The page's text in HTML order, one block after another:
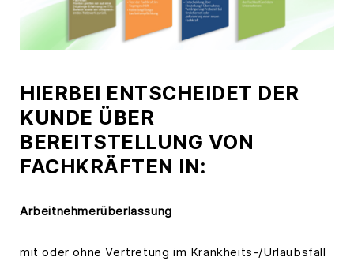
HIERBEI ENTSCHEIDET DER
KUNDE ÜBER
BEREITSTELLUNG VON
FACHKRÄFTEN IN:
Arbeitnehmerüberlassung
mit oder ohne Vertretung im Krankheits-/Urlaubsfall